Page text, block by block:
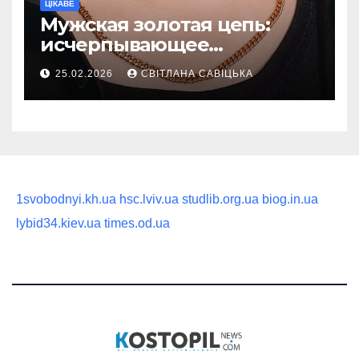
ЦІКАВЕ
Мужская золотая цепь:
исчерпывающее
руководство по выбору
статусного украшения
25.02.2026 СВІТЛАНА САВІЦЬКА
1svobodnyi.kh.ua hsc.lviv.ua studlib.org.ua biog.in.ua
lybid34.kiev.ua times.od.ua